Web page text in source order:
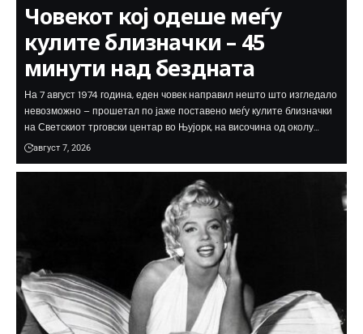
Човекот кој одеше меѓу
кулите близначки – 45
минути над бездната
На 7 август 1974 година, еден човек направил нешто што изгледало
невозможно – прошетал по јаже поставено меѓу кулите близначки
на Светскиот трговски центар во Њујорк, на височина од околу…
август 7, 2026